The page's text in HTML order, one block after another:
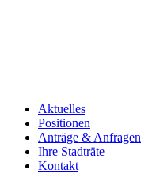
Aktuelles
Positionen
Anträge & Anfragen
Ihre Stadträte
Kontakt